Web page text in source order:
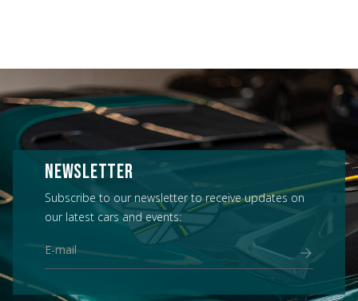
NEWSLETTER
Subscribe to our newsletter to receive updates on
our latest cars and events: